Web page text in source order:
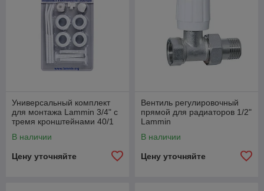
Универсальный комплект
для монтажа Lammin 3/4" с
тремя кронштейнами 40/1
В наличии
Цену уточняйте
Вентиль регулировочный
прямой для радиаторов 1/2"
Lammin
В наличии
Цену уточняйте